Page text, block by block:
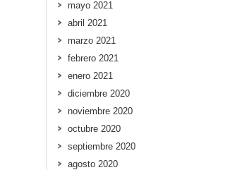
mayo 2021
abril 2021
marzo 2021
febrero 2021
enero 2021
diciembre 2020
noviembre 2020
octubre 2020
septiembre 2020
agosto 2020